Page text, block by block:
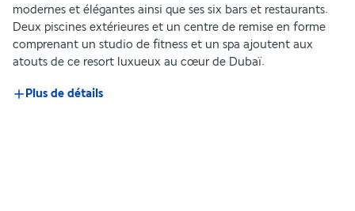
modernes et élégantes ainsi que ses six bars et restaurants.
Deux piscines extérieures et un centre de remise en forme
comprenant un studio de fitness et un spa ajoutent aux
atouts de ce resort luxueux au cœur de Dubaï.
Plus de détails